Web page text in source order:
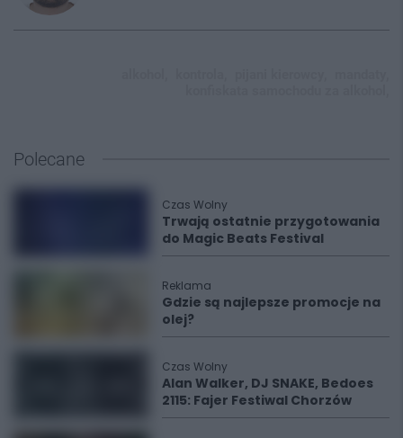
Polecane
Czas Wolny
Trwają ostatnie przygotowania
do Magic Beats Festival
Reklama
Gdzie są najlepsze promocje na
olej?
Czas Wolny
Alan Walker, DJ SNAKE, Bedoes
2115: Fajer Festiwal Chorzów